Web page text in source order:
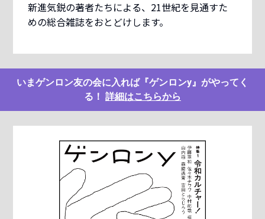
新進気鋭の著者たちによる、21世紀を見通すた
めの総合雑誌をおとどけします。
いまゲンロン友の会に入れば『ゲンロンy』がやってく
る！ 詳細はこちらから